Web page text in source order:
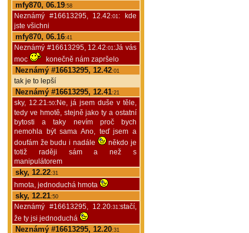
mfy870, 06.19:58
Neznámý #16613295, 12.42:01: kde
jste všichni
mfy870, 06.16:41
Neznámý #16613295, 12.42:01:Já vás
moc
konečně nám zapršelo
Neznámý #16613295, 12.42:01
tak je to lepší
Neznámý #16613295, 12.41:21
sky, 12.21:50:Ne, já jsem duše v těle,
tedy ve hmotě, stejně jako ty a ostatní
bytosti a taky nevím proč bych
nemohla být sama Ano, teď jsem a
doufám že budu i nadále
někdo je
totiž raději sám a než s
manipulátorem
sky, 12.22:31
hmota, jednoduchá hmota
sky, 12.21:50
Neznámý #16613295, 12.20:31:stačí,
že ty jsi jednoduchá
Neznámý #16613295, 12.20:31